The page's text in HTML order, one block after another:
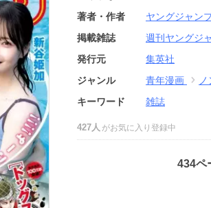
著者・作者 ヤングジャン
掲載雑誌
週刊ヤングジ
発行元
集英社
ジャンル
青年漫画
キーワード
雑誌
427人 がお気に入り登録中
434ペ